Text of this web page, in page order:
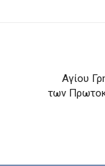
Αγίου
των